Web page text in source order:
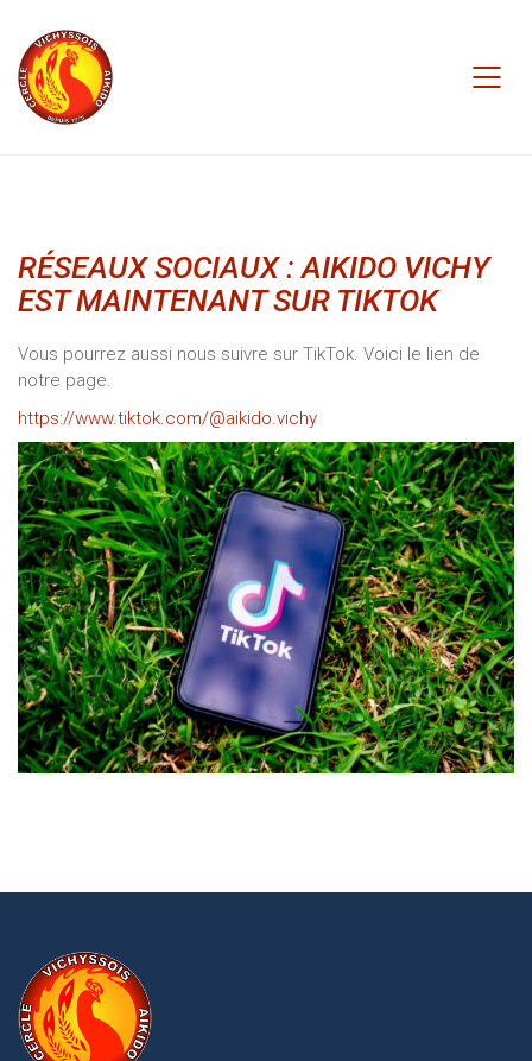
RÉSEAUX SOCIAUX : AIKIDO VICHY
EST MAINTENANT SUR TIKTOK
Vous pourrez aussi nous suivre sur TikTok. Voici le lien de
notre page.
https://www.tiktok.com/@aikido.vichy